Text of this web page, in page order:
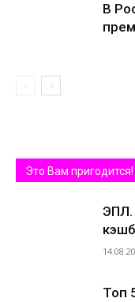
В
Это Вам пригодится!
ЭПЛ.
Топ